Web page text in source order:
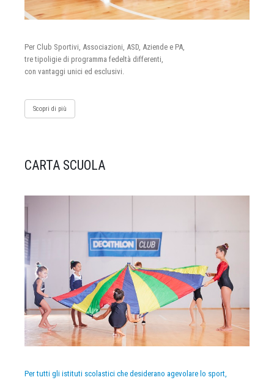
Per Club Sportivi, Associazioni, ASD, Aziende e PA,
tre tipoligie di programma fedeltà differenti,
con vantaggi unici ed esclusivi.
Scopri di più
CARTA SCUOLA
Per tutti gli istituti scolastici che desiderano agevolare lo sport,